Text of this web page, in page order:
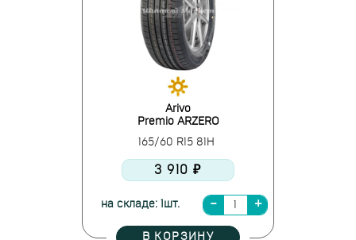
Arivo
Premio ARZERO
165/60 R15 81H
3 910 ₽
на складе: 1шт.
В КОРЗИНУ